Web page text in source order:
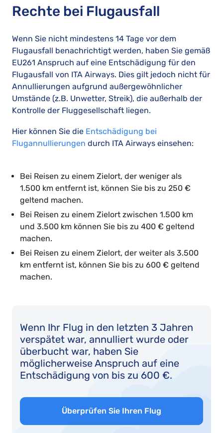
Rechte bei Flugausfall
Wenn Sie nicht mindestens 14 Tage vor dem
Flugausfall benachrichtigt werden, haben Sie gemäß
EU261 Anspruch auf eine Entschädigung für den
Flugausfall von ITA Airways. Dies gilt jedoch nicht für
Annullierungen aufgrund außergewöhnlicher
Umstände (z.B. Unwetter, Streik), die außerhalb der
Kontrolle der Fluggesellschaft liegen.
Hier können Sie die Entschädigung bei
Flugannullierungen durch ITA Airways einsehen:
Bei Reisen zu einem Zielort, der weniger als
1.500 km entfernt ist, können Sie bis zu 250 €
geltend machen.
Bei Reisen zu einem Zielort zwischen 1.500 km
und 3.500 km können Sie bis zu 400 € geltend
machen.
Bei Reisen zu einem Zielort, der weiter als 3.500
km entfernt ist, können Sie bis zu 600 € geltend
machen.
Wenn Ihr Flug in den letzten 3 Jahren
verspätet war, annulliert wurde oder
überbucht war, haben Sie
möglicherweise Anspruch auf eine
Entschädigung von bis zu 600 €.
Überprüfen Sie Ihren Flug